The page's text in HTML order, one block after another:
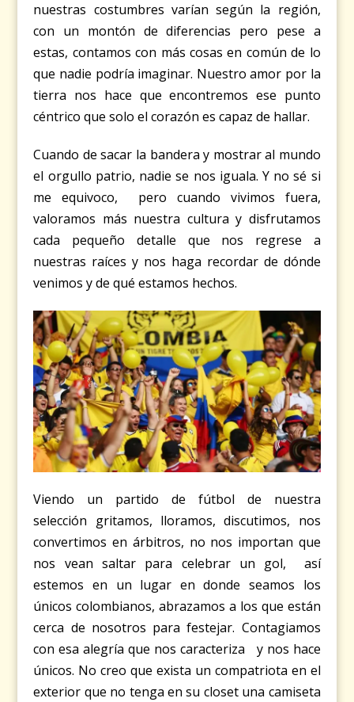
nuestras costumbres varían según la región,
con un montón de diferencias pero pese a
estas, contamos con más cosas en común de lo
que nadie podría imaginar. Nuestro amor por la
tierra nos hace que encontremos ese punto
céntrico que solo el corazón es capaz de hallar.
Cuando de sacar la bandera y mostrar al mundo
el orgullo patrio, nadie se nos iguala. Y no sé si
me equivoco, pero cuando vivimos fuera,
valoramos más nuestra cultura y disfrutamos
cada pequeño detalle que nos regrese a
nuestras raíces y nos haga recordar de dónde
venimos y de qué estamos hechos.
Viendo un partido de fútbol de nuestra
selección gritamos, lloramos, discutimos, nos
convertimos en árbitros, no nos importan que
nos vean saltar para celebrar un gol, así
estemos en un lugar en donde seamos los
únicos colombianos, abrazamos a los que están
cerca de nosotros para festejar. Contagiamos
con esa alegría que nos caracteriza y nos hace
únicos. No creo que exista un compatriota en el
exterior que no tenga en su closet una camiseta